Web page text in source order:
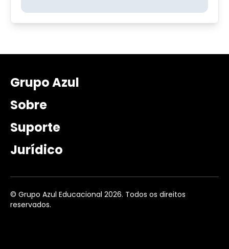
Grupo Azul
Sobre
Suporte
Jurídico
© Grupo Azul Educacional 2026. Todos os direitos
reservados.